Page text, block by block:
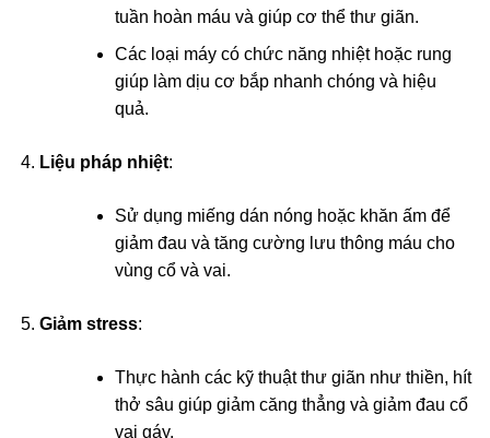
tuần hoàn máu và giúp cơ thể thư giãn.
Các loại máy có chức năng nhiệt hoặc rung
giúp làm dịu cơ bắp nhanh chóng và hiệu
quả.
Liệu pháp nhiệt:
Sử dụng miếng dán nóng hoặc khăn ấm để
giảm đau và tăng cường lưu thông máu cho
vùng cổ và vai.
Giảm stress:
Thực hành các kỹ thuật thư giãn như thiền, hít
thở sâu giúp giảm căng thẳng và giảm đau cổ
vai gáy.